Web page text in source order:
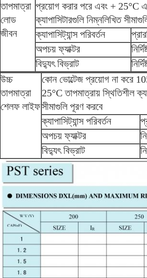
তাপমাত্রা
লোড
জীবন
প্রয়োগ করার পরে এবং + 25°C এ
ক্যাপাসিটারগুলি নিম্নলিখিত
ক্যাপাসিট্যান্স পরিবর্তন
অপচয় ফ্যাক্টর
বিদ্যুৎ বিভ্রাট
উচ্চ
তাপমাত্রা
শেলফ লাইফ
কোন ভোল্টেজ প্রয়োগ না করে
25°C তাপমাত্রায় স্থিতিশীল
সীমাগুলি পূরণ করবে
ক্যাপাসিট্যান্স পরিবর্তন
অপচয় ফ্যাক্টর
বিদ্যুৎ বিভ্রাট